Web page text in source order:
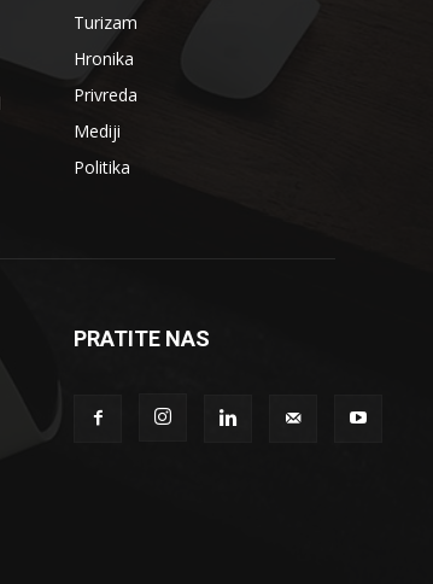
Turizam
Hronika
Privreda
Mediji
Politika
PRATITE NAS